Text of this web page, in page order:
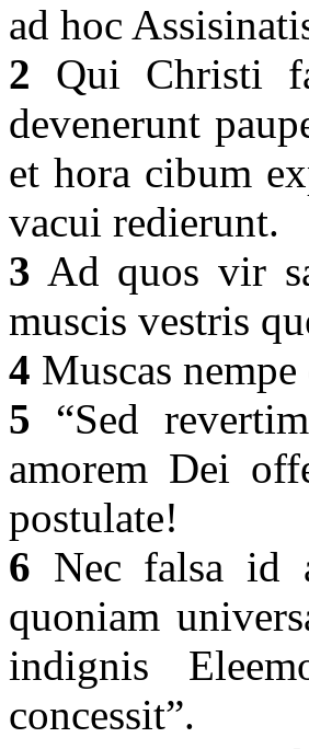
ad hoc
2 Qui Christi
devenerunt
et hora cibum
vacui redierunt.
3 Ad quos vir
muscis vestris
4 Muscas
5 “Sed
amorem Dei
postulate!
6 Nec falsa id
quoniam
indignis
concessit”.